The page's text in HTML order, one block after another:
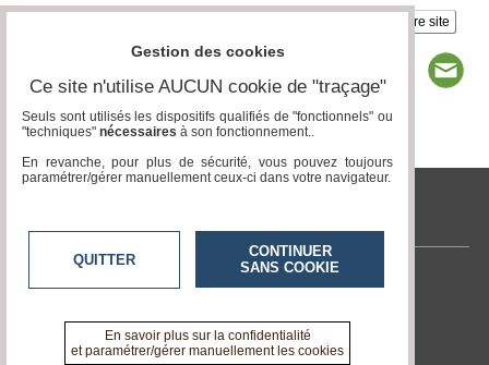
Insérez sur votre site
tvlocale.fr
Contactez-nous
A propos de tvlocale.fr
Gestion des cookies
Ce site n'utilise AUCUN cookie de "traçage"
Seuls sont utilisés les dispositifs qualifiés de "fonctionnels" ou
"techniques" nécessaires à son fonctionnement..
En revanche, pour plus de sécurité, vous pouvez toujours
paramétrer/gérer manuellement ceux-ci dans votre navigateur.
QUITTER
CONTINUER
SANS COOKIE
En savoir plus sur la confidentialité
et paramétrer/gérer manuellement les cookies